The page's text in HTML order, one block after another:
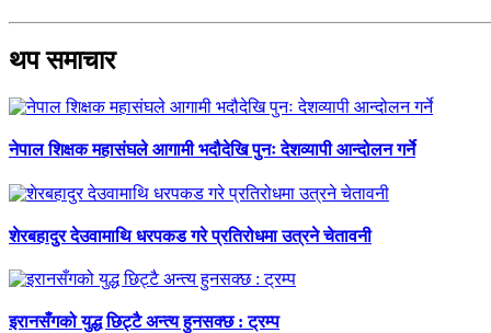
थप समाचार
नेपाल शिक्षक महासंघले आगामी भदौदेखि पुनः देशव्यापी आन्दोलन गर्ने
शेरबहादुर देउवामाथि धरपकड गरे प्रतिरोधमा उत्रने चेतावनी
इरानसँगको युद्ध छिट्टै अन्त्य हुनसक्छ : ट्रम्प